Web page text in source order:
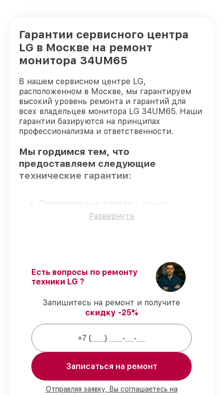
Гарантии сервисного центра
LG в Москве на ремонт
монитора 34UM65
В нашем сервисном центре LG,
расположенном в Москве, мы гарантируем
высокий уровень ремонта и гарантий для
всех владельцев монитора LG 34UM65. Наши
гарантии базируются на принципах
профессионализма и ответственности.
Мы гордимся тем, что
предоставляем следующие
технические гарантии:
Оригинальные детали
подлинные комплектующие.
гарантируем завершение работ без
задержек.
Подтвержденная гарантия
–
обслуживаем мониторов всегда со
строгим соблюдением гарантийных
обязательств.
Мы гарантируем:
работ с возможностью наблюдения
90%комплектующих для мониторов на
складе или доступны для срочного
Развернуть
Есть вопросы по ремонту
техники LG ?
Запишитесь на ремонт и получите
скидку -25%
Записаться на ремонт
Отправляя заявку, Вы соглашаетесь на